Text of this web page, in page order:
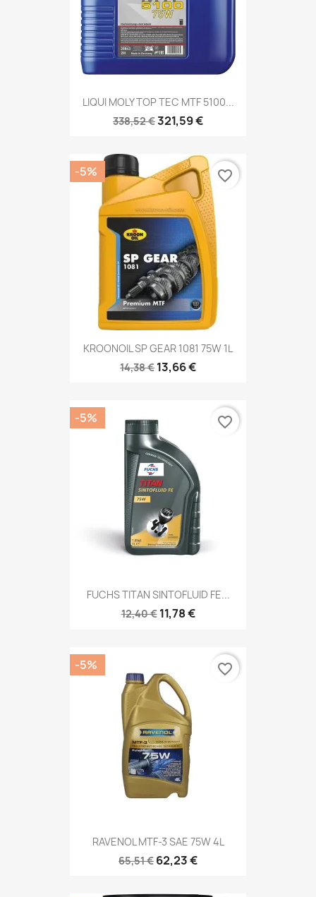
LIQUI MOLY TOP TEC MTF 5100...
338,52 €321,59 €
KROONOIL SP GEAR 1081 75W 1L
14,38 € 13,66 €
-5% favorite_border
FUCHS TITAN SINTOFLUID FE...
12,40 € 11,78 €
-5% favorite_border
RAVENOL MTF-3 SAE 75W 4L
65,51 € 62,23 €
-5% favorite_border